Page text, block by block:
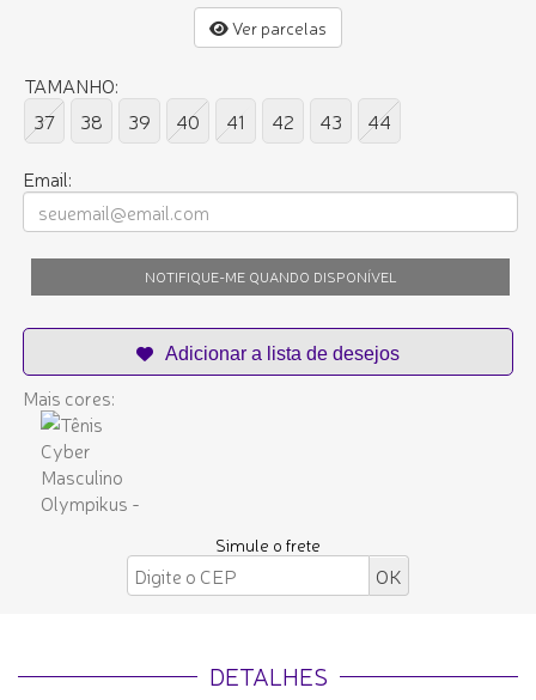
Ver parcelas
TAMANHO:
37
38 39 40 41 42 43 44
Email:
NOTIFIQUE-ME QUANDO DISPONÍVEL
Mais cores:
Simule o frete
DETALHES